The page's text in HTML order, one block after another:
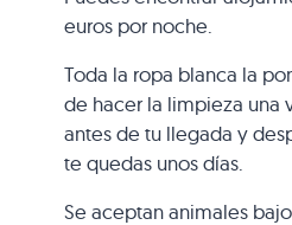
euros por noche.
Toda la ropa blanca la
de hacer la limpieza una
antes de tu llegada y
te quedas unos días.
Se aceptan animales